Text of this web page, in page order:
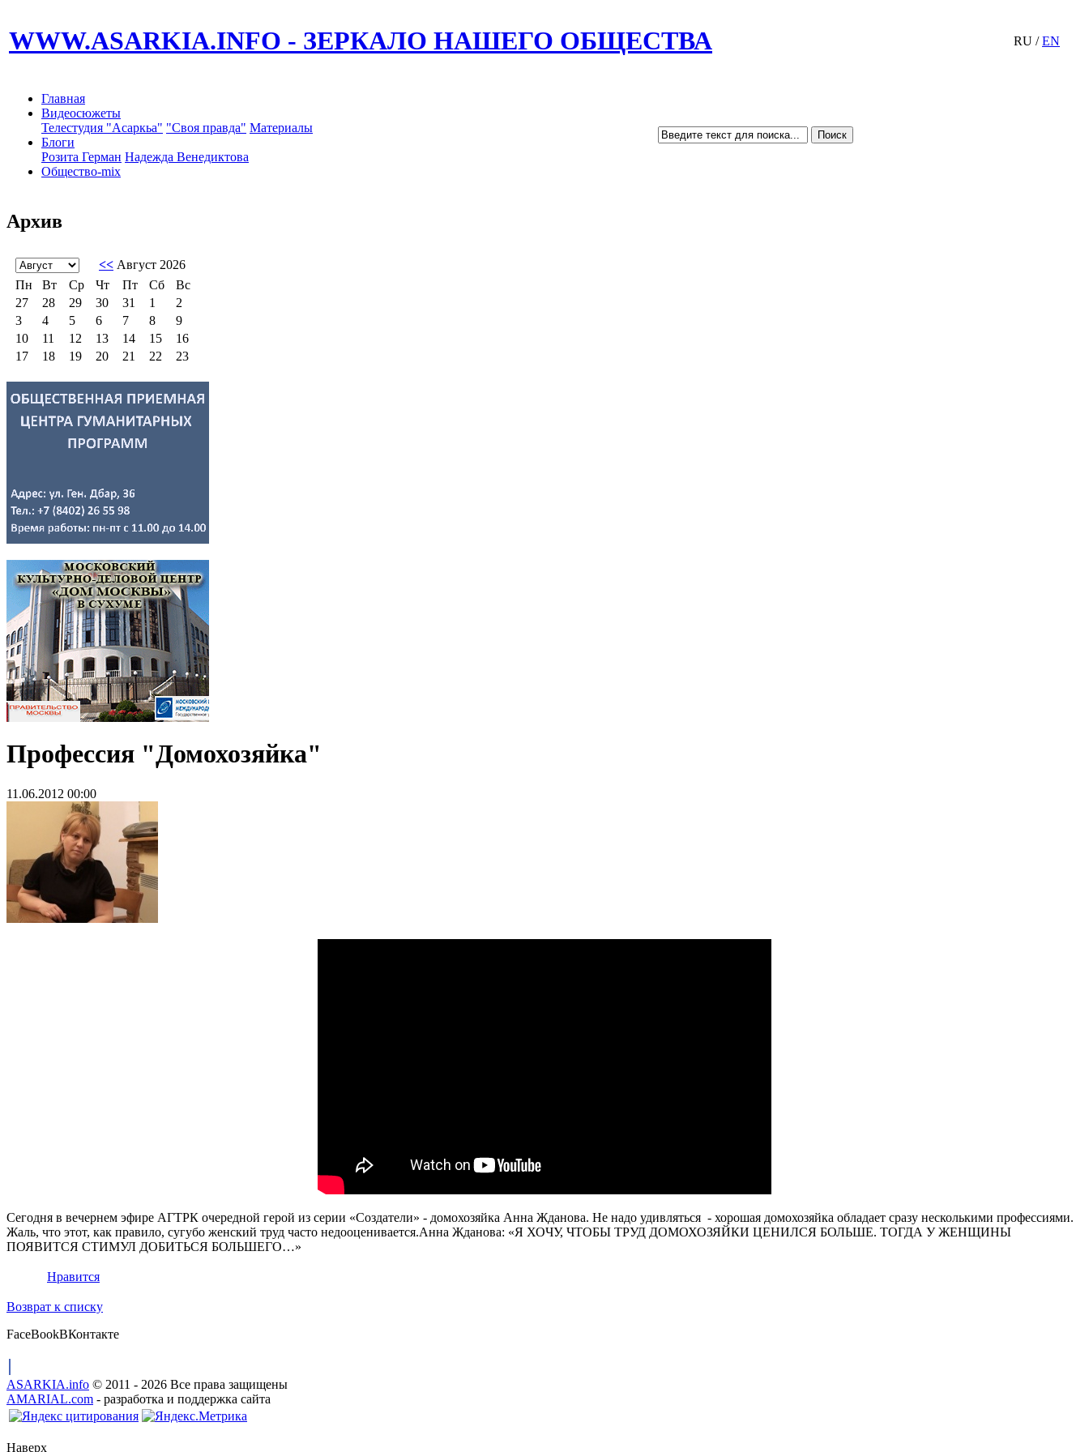
WWW.ASARKIA.INFO - ЗЕРКАЛО НАШЕГО ОБЩЕСТВА RU /EN
Главная
Видеосюжеты
Телестудия "Асаркьа" "Своя правда" Материалы
Блоги
Розита Герман Надежда Венедиктова
Общество-mix
Архив
Профессия "Домохозяйка"
11.06.2012 00:00
Сегодня в вечернем эфире АГТРК очередной герой из серии «Создатели» - домохозяйка Анна Жданова. Не надо удивляться - хорошая домохозяйка обладает сразу несколькими профессиями.
Жаль, что этот, как правило, сугубо женский труд часто недооценивается.Анна Жданова: «Я ХОЧУ, ЧТОБЫ ТРУД ДОМОХОЗЯЙКИ ЦЕНИЛСЯ БОЛЬШЕ. ТОГДА У ЖЕНЩИНЫ
ПОЯВИТСЯ СТИМУЛ ДОБИТЬСЯ БОЛЬШЕГО…»
Нравится
Возврат к списку
FaceBookВКонтакте
ASARKIA.info © 2011 - 2026 Все права защищены
AMARIAL.com - разработка и поддержка сайта
Наверх